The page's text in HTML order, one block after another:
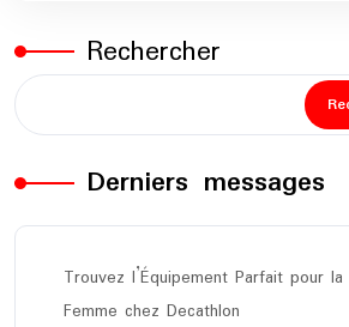
Rechercher
Derniers messages
Trouvez l’Équipement Parfait pour
Femme chez Decathlon